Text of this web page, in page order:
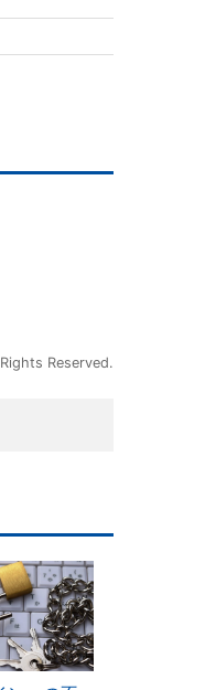
Reserved.